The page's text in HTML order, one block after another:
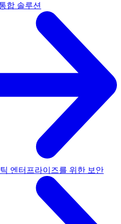
합 솔루션
엔터프라이즈를 위한 보안